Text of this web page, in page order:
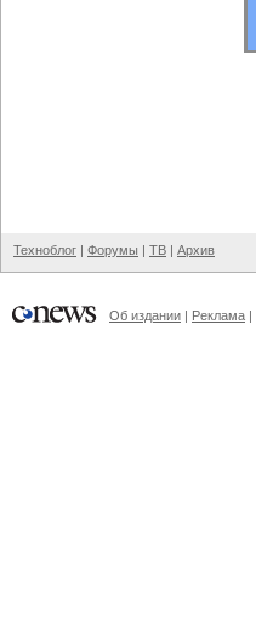
Техноблог | Форумы | ТВ | Архив
Об издании | Реклама |